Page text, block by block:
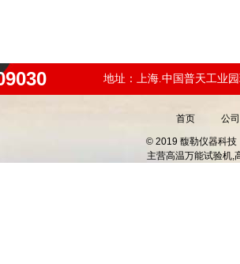
地址：上海.中国普天工业
首页 公
© 2019 馥勒仪器科技
主营高温万能试验机,